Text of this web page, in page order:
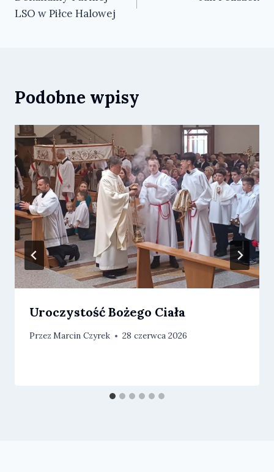
wpisu
LSO w Piłce Halowej
Podobne wpisy
Uroczystość Bożego Ciała
Przez Marcin Czyrek 28 czerwca 2026